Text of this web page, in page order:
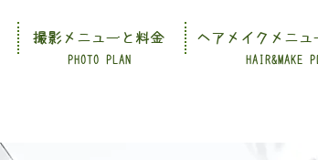
PHOTO PLAN HAIR&MAKE
撮影メニューと料金 ヘアメイクメニュ